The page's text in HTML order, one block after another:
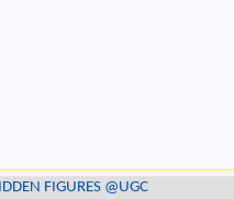
FIGURES @UGC